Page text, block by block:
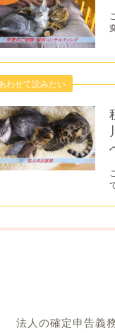
法人の確定申告義